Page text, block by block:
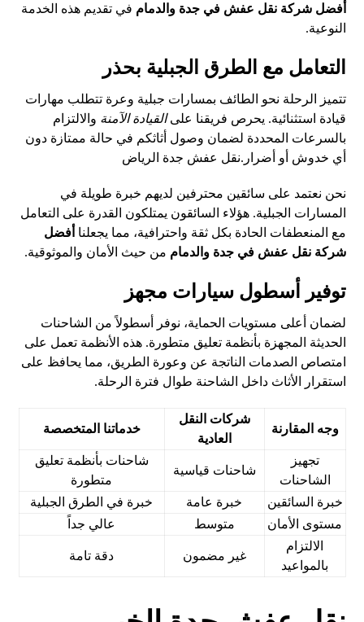
أفضل شركة نقل عفش في جدة والدمام في تقديم هذه الخدمة
النوعية.
التعامل مع الطرق الجبلية بحذر
تتميز الرحلة نحو الطائف بمسارات جبلية وعرة تتطلب مهارات
قيادة استثنائية. يحرص فريقنا علىالقيادة الآمنة والالتزام
بالسرعات المحددة لضمان وصول أثاثكم في حالة ممتازة دون
أي خدوش أو أضرار.نقل عفش جدة الرياض
نحن نعتمد على سائقين محترفين لديهم خبرة طويلة في
المسارات الجبلية. هؤلاء السائقون يمتلكون القدرة على التعامل
مع المنعطفات الحادة بكل ثقة واحترافية، مما يجعلنا أفضل
شركة نقل عفش في جدة والدمام من حيث الأمان والموثوقية.
توفير أسطول سيارات مجهز
لضمان أعلى مستويات الحماية، نوفر أسطولاً من الشاحنات
الحديثة المجهزة بأنظمة تعليق متطورة. هذه الأنظمة تعمل على
امتصاص الصدمات الناتجة عن وعورة الطريق، مما يحافظ على
استقرار الأثاث داخل الشاحنة طوال فترة الرحلة.
وجه المقارنة
شركات النقل
العادية
خدماتنا المتخصصة
تجهيز
الشاحنات
شاحنات قياسية
شاحنات بأنظمة تعليق
متطورة
خبرة السائقين
خبرة عامة
خبرة في الطرق الجبلية
مستوى الأمان
متوسط
عالي جداً
الالتزام
بالمواعيد
غير مضمون دقة تامة